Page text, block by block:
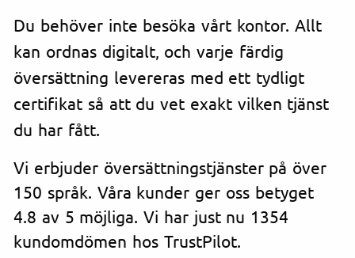
Du behöver inte besöka vårt kontor. Allt
kan ordnas digitalt, och varje färdig
översättning levereras med ett tydligt
certifikat så att du vet exakt vilken tjänst
du har fått.
Vi erbjuder översättningstjänster på över
150 språk. Våra kunder ger oss betyget
4.8 av 5 möjliga. Vi har just nu 1354
kundomdömen hos TrustPilot.